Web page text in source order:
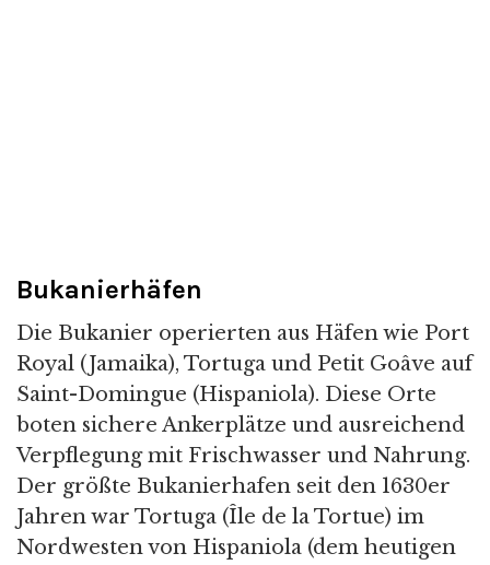
Bukanierhäfen
Die Bukanier operierten aus Häfen wie Port
Royal (Jamaika), Tortuga und Petit Goâve auf
Saint-Domingue (Hispaniola). Diese Orte
boten sichere Ankerplätze und ausreichend
Verpflegung mit Frischwasser und Nahrung.
Der größte Bukanierhafen seit den 1630er
Jahren war Tortuga (Île de la Tortue) im
Nordwesten von Hispaniola (dem heutigen